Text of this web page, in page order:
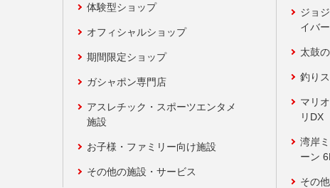
体験型ショップ
オフィシャルショップ
期間限定ショップ
ガシャポン専門店
アスレチック・スポーツエンタメ
施設
お子様・ファミリー向け施設
その他の施設・サービス
ジョ
イバー
太鼓
釣り
マリ
リDX
湾岸
ーン
その